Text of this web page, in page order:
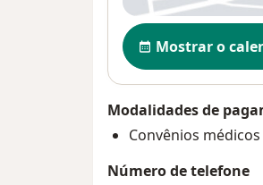
Disponibilidade
Mostrar o
Modalidades de
Convênios
Número de telefone